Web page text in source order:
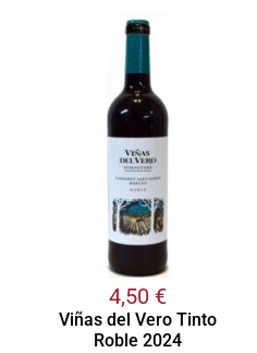
4,50 €
Viñas del Vero Tinto
Roble 2024